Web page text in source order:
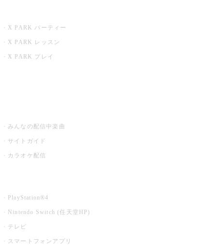
X PARK パーティー
X PARK レッスン
X PARK プレイ
みんなの配信中楽曲
サイトガイド
カラオケ配信
PlayStation®4
Nintendo Switch (任天堂HP)
テレビ
スマートフォンアプリ